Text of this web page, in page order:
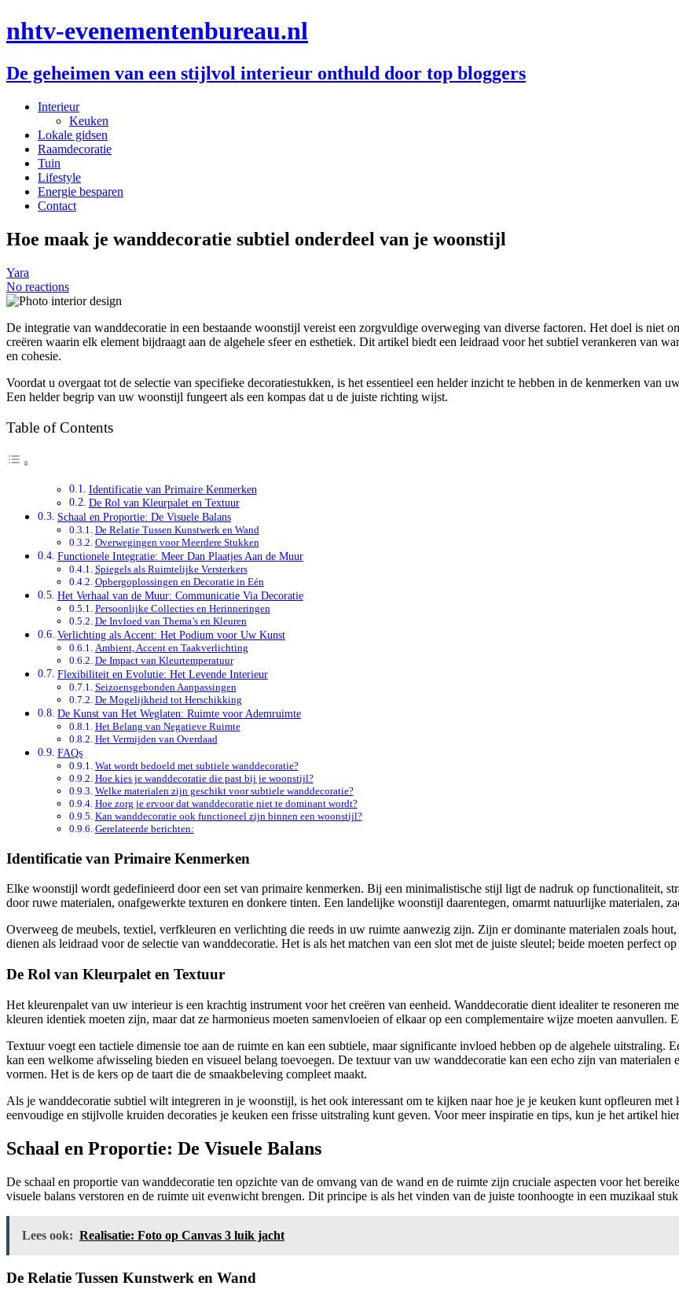
nhtv-evenementenbureau.nl
De geheimen van een stijlvol interieur onthuld door top bloggers
Interieur
Keuken
Lokale gidsen
Raamdecoratie
Tuin
Lifestyle
Energie besparen
Contact
Hoe maak je wanddecoratie subtiel onderdeel van je woonstijl
Yara
No reactions
De integratie van wanddecoratie in een bestaande woonstijl vereist een zorgvuldige overweging van diverse factoren. Het doel is niet
creëren waarin elk element bijdraagt aan de algehele sfeer en esthetiek. Dit artikel biedt een leidraad voor het subtiel verankeren van
en cohesie.
Voordat u overgaat tot de selectie van specifieke decoratiestukken, is het essentieel een helder inzicht te hebben in de kenmerken
Een helder begrip van uw woonstijl fungeert als een kompas dat u de juiste richting wijst.
Table of Contents
Identificatie van Primaire Kenmerken
De Rol van Kleurpalet en Textuur
Schaal en Proportie: De Visuele Balans
De Relatie Tussen Kunstwerk en Wand
Overwegingen voor Meerdere Stukken
Functionele Integratie: Meer Dan Plaatjes Aan de Muur
Spiegels als Ruimtelijke Versterkers
Opbergoplossingen en Decoratie in Eén
Het Verhaal van de Muur: Communicatie Via Decoratie
Persoonlijke Collecties en Herinneringen
De Invloed van Thema’s en Kleuren
Verlichting als Accent: Het Podium voor Uw Kunst
Ambient, Accent en Taakverlichting
De Impact van Kleurtemperatuur
Flexibiliteit en Evolutie: Het Levende Interieur
Seizoensgebonden Aanpassingen
De Mogelijkheid tot Herschikking
De Kunst van Het Weglaten: Ruimte voor Ademruimte
Het Belang van Negatieve Ruimte
Het Vermijden van Overdaad
FAQs
Wat wordt bedoeld met subtiele wanddecoratie?
Hoe kies je wanddecoratie die past bij je woonstijl?
Welke materialen zijn geschikt voor subtiele wanddecoratie?
Hoe zorg je ervoor dat wanddecoratie niet te dominant wordt?
Kan wanddecoratie ook functioneel zijn binnen een woonstijl?
Gerelateerde berichten:
Identificatie van Primaire Kenmerken
Elke woonstijl wordt gedefinieerd door een set van primaire kenmerken. Bij een minimalistische stijl ligt de nadruk op functionaliteit,
door ruwe materialen, onafgewerkte texturen en donkere tinten. Een landelijke woonstijl daarentegen, omarmt natuurlijke materialen,
Overweeg de meubels, textiel, verfkleuren en verlichting die reeds in uw ruimte aanwezig zijn. Zijn er dominante materialen zoals
dienen als leidraad voor de selectie van wanddecoratie. Het is als het matchen van een slot met de juiste sleutel; beide moeten perfect
De Rol van Kleurpalet en Textuur
Het kleurenpalet van uw interieur is een krachtig instrument voor het creëren van eenheid. Wanddecoratie dient idealiter te resoneren
kleuren identiek moeten zijn, maar dat ze harmonieus moeten samenvloeien of elkaar op een complementaire wijze moeten aanvullen.
Textuur voegt een tactiele dimensie toe aan de ruimte en kan een subtiele, maar significante invloed hebben op de algehele
kan een welkome afwisseling bieden en visueel belang toevoegen. De textuur van uw wanddecoratie kan een echo zijn van
vormen. Het is de kers op de taart die de smaakbeleving compleet maakt.
Als je wanddecoratie subtiel wilt integreren in je woonstijl, is het ook interessant om te kijken naar hoe je je keuken kunt opfleuren
eenvoudige en stijlvolle kruiden decoraties je keuken een frisse uitstraling kunt geven. Voor meer inspiratie en tips, kun je het artikel
Schaal en Proportie: De Visuele Balans
De schaal en proportie van wanddecoratie ten opzichte van de omvang van de wand en de ruimte zijn cruciale aspecten voor het
visuele balans verstoren en de ruimte uit evenwicht brengen. Dit principe is als het vinden van de juiste toonhoogte in een muzikaal
Lees ook: Realisatie: Foto op Canvas 3 luik jacht
De Relatie Tussen Kunstwerk en Wand